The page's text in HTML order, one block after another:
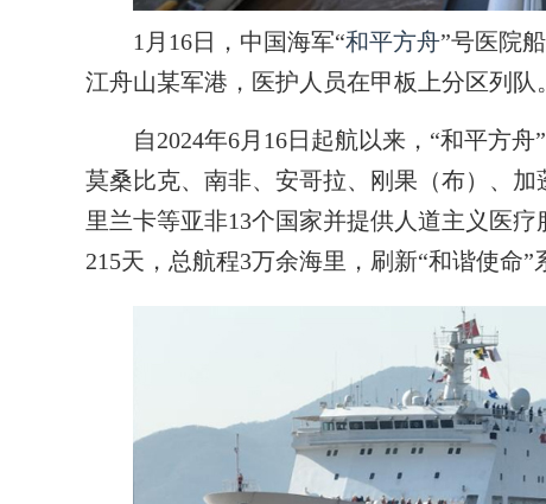
1月16日，中国海军“和平方舟”号医院
江舟山某军港，医护人员在甲板上分区列队
自2024年6月16日起航以来，“和平方舟”
莫桑比克、南非、安哥拉、刚果（布）、
里兰卡等亚非13个国家并提供人道主义医
215天，总航程3万余海里，刷新“和谐使命